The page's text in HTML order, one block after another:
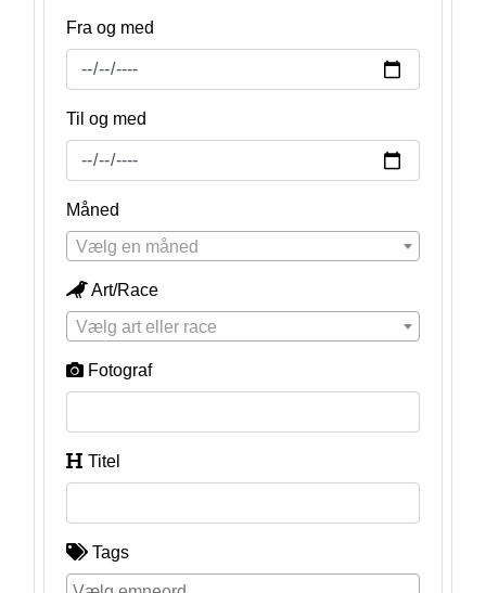
Fra og med
Til og med
Måned
Vælg en måned
Art/Race
Vælg art eller race
Fotograf
Titel
Tags